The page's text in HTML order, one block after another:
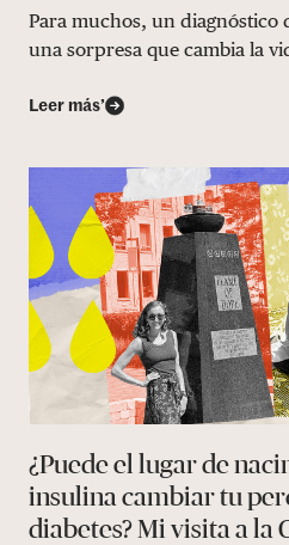
Para muchos, un diagnóstico
una sorpresa que cambia la
Leer más’
¿Puede el lugar de
insulina cambiar tu
diabetes? Mi visita a la